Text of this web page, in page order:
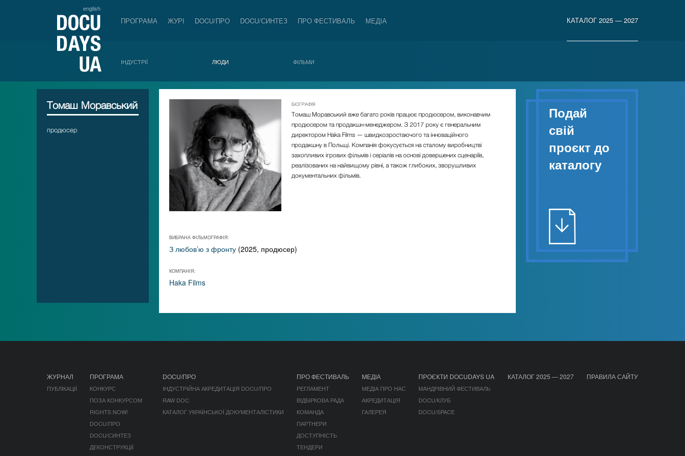
english
ПРОГРАМА ЖУРІ DOCU/ПРО DOCU/СИНТЕЗ ПРО ФЕСТИВАЛЬ МЕДІА КАТАЛОГ 2025 — 2027
ІНДУСТРІЇ ЛЮДИ ФІЛЬМИ
Томаш Моравський
продюсер
БІОГРАФІЯ
Томаш Моравcький вже багато років працює продюсером, виконавчим
продюсером та продакшн-менеджером. З 2017 року є генеральним
директором Haka Films — швидкозростаючого та інноваційного
продакшну в Польщі. Компанія фокусується на сталому виробництві
захопливих ігрових фільмів і серіалів на основі довершених сценаріїв,
реалізованих на найвищому рівні, а також глибоких, зворушливих
документальних фільмів.
ВИБРАНА ФІЛЬМОГРАФІЯ:
З любов’ю з фронту (2025, продюсер)
КОМПАНІЯ:
Haka Films
Подай
свій
проєкт до
каталогу
ЖУРНАЛ
ПУБЛІКАЦІЇ
ПРОГРАМА
КОНКУРС
ПОЗА КОНКУРСОМ
RIGHTS NOW!
DOCU/ПРО
DOCU/СИНТЕЗ
ДЕКОНСТРУКЦІЇ
DOCU/ПРО
ІНДУСТРІЙНА АКРЕДИТАЦІЯ DOCU/ПРО
RAW DOC
КАТАЛОГ УКРАЇНСЬКОЇ ДОКУМЕНТАЛІСТИКИ
ПРО ФЕСТИВАЛЬ
РЕГЛАМЕНТ
ВІДБІРКОВА РАДА
КОМАНДА
ПАРТНЕРИ
ДОСТУПНІСТЬ
ТЕНДЕРИ
МЕДІА
МЕДІА ПРО НАС
АКРЕДИТАЦІЯ
ГАЛЕРЕЯ
ПРОЄКТИ DOCUDAYS UA
МАНДРІВНИЙ ФЕСТИВАЛЬ
DOCU/КЛУБ
DOCU/SPACE
КАТАЛОГ 2025 — 2027 ПРАВИЛА САЙТУ